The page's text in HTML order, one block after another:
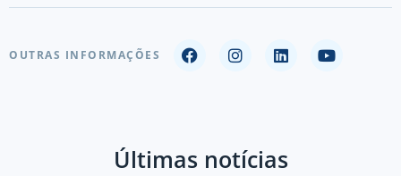
OUTRAS INFORMAÇÕES
Últimas notícias